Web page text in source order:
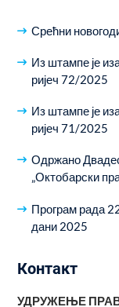
Срећни
Из штампе је
ријеч 72/2025
Из штампе је
ријеч 71/2025
Одржано
„Октобарски
Програм рада
дани 2025
Контакт
УДРУЖЕЊЕ